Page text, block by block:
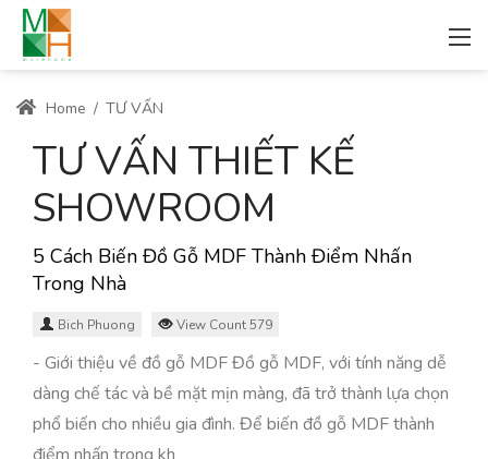
Home / TƯ VẤN
TƯ VẤN THIẾT KẾ
SHOWROOM
5 Cách Biến Đồ Gỗ MDF Thành Điểm Nhấn
Trong Nhà
Bich Phuong View Count 579
- Giới thiệu về đồ gỗ MDF Đồ gỗ MDF, với tính năng dễ
dàng chế tác và bề mặt mịn màng, đã trở thành lựa chọn
phổ biến cho nhiều gia đình. Để biến đồ gỗ MDF thành